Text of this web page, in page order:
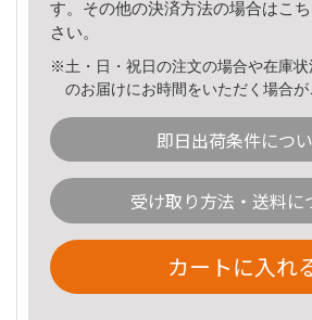
す。その他の決済方法の場合はこ
さい。
※土・日・祝日の注文の場合や在庫状
のお届けにお時間をいただく場合が
即日出荷条件につ
受け取り方法・送料に
カートに入れ